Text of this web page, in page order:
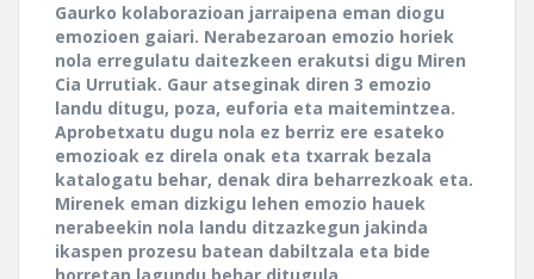
Gaurko kolaborazioan jarraipena eman diogu
emozioen gaiari. Nerabezaroan emozio horiek
nola erregulatu daitezkeen erakutsi digu Miren
Cia Urrutiak. Gaur atseginak diren 3 emozio
landu ditugu, poza, euforia eta maitemintzea.
Aprobetxatu dugu nola ez berriz ere esateko
emozioak ez direla onak eta txarrak bezala
katalogatu behar, denak dira beharrezkoak eta.
Mirenek eman dizkigu lehen emozio hauek
nerabeekin nola landu ditzazkegun jakinda
ikaspen prozesu batean dabiltzala eta bide